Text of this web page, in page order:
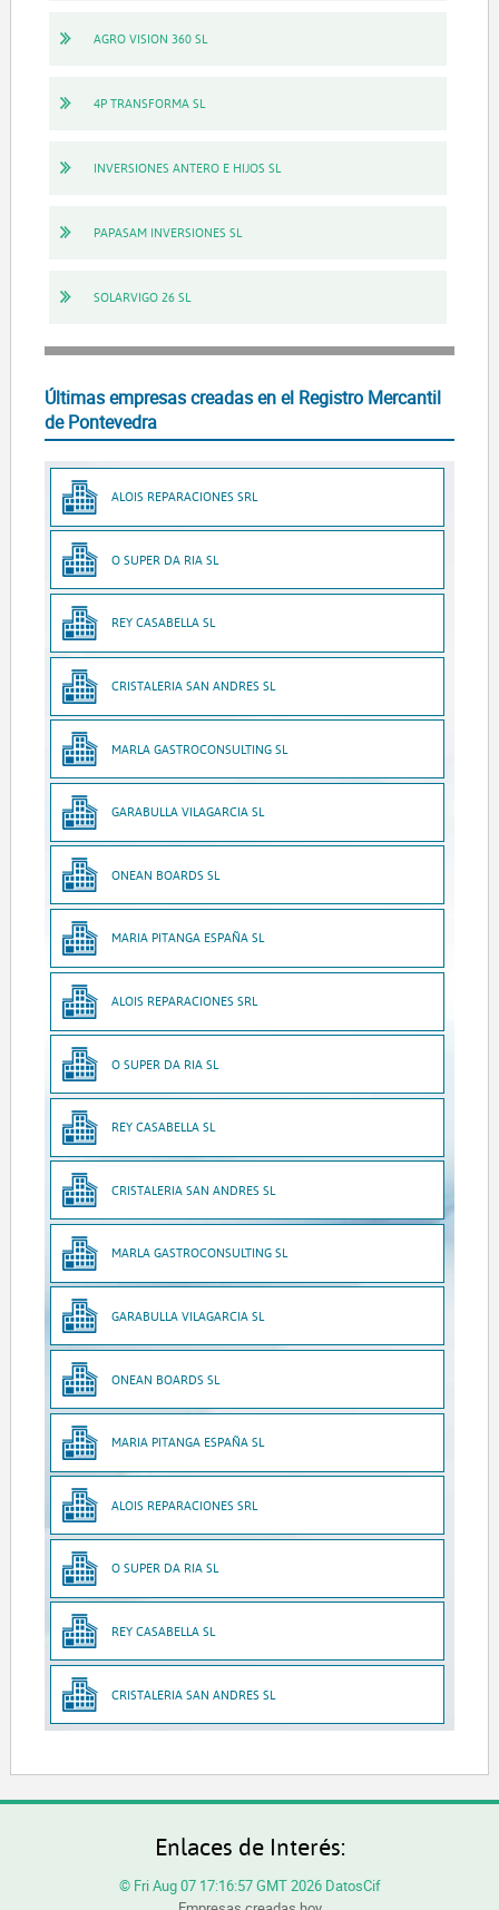
AGRO VISION 360 SL
4P TRANSFORMA SL
INVERSIONES ANTERO E HIJOS SL
PAPASAM INVERSIONES SL
SOLARVIGO 26 SL
Últimas empresas creadas en el Registro Mercantil
de Pontevedra
ALOIS REPARACIONES SRL
O SUPER DA RIA SL
REY CASABELLA SL
CRISTALERIA SAN ANDRES SL
MARLA GASTROCONSULTING SL
GARABULLA VILAGARCIA SL
ONEAN BOARDS SL
MARIA PITANGA ESPAÑA SL
ALOIS REPARACIONES SRL
O SUPER DA RIA SL
REY CASABELLA SL
CRISTALERIA SAN ANDRES SL
MARLA GASTROCONSULTING SL
GARABULLA VILAGARCIA SL
ONEAN BOARDS SL
MARIA PITANGA ESPAÑA SL
ALOIS REPARACIONES SRL
O SUPER DA RIA SL
REY CASABELLA SL
CRISTALERIA SAN ANDRES SL
Enlaces de Interés:
© Fri Aug 07 17:16:57 GMT 2026 DatosCif